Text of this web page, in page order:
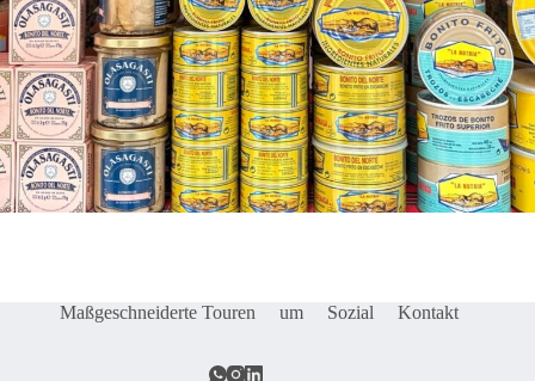
Maßgeschneiderte Touren um Sozial Kontakt